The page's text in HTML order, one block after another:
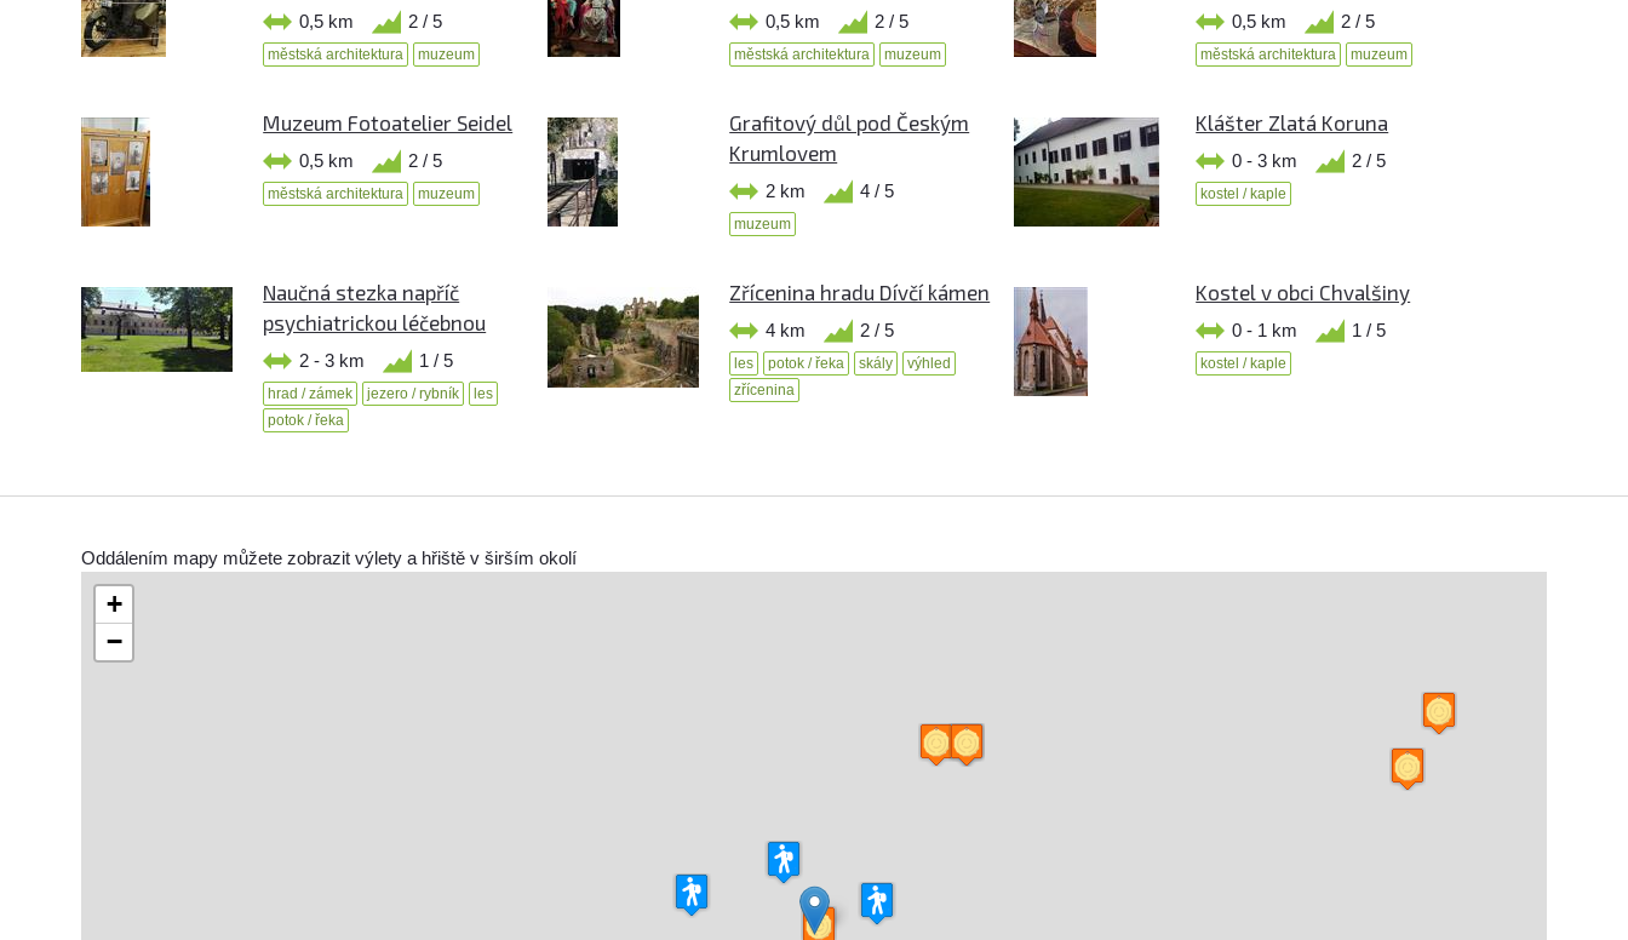
0,5 km 2 / 5
městská architektura muzeum
0,5 km 2 / 5
městská architektura muzeum
0,5 km 2 / 5
městská architektura muzeum
Muzeum Fotoatelier Seidel
0,5 km 2 / 5
městská architektura muzeum
Grafitový důl pod Českým
Krumlovem
2 km 4 / 5
muzeum
Klášter Zlatá Koruna
0 - 3 km 2 / 5
kostel / kaple
Naučná stezka napříč
psychiatrickou léčebnou
2 - 3 km 1 / 5
hrad / zámek jezero / rybník
les
potok / řeka
Zřícenina hradu Dívčí kámen
4 km 2 / 5
les potok / řeka skály
výhled
zřícenina
Kostel v obci Chvalšiny
0 - 1 km 1 / 5
kostel / kaple
Oddálením mapy můžete zobrazit výlety a hřiště v širším okolí
+
−